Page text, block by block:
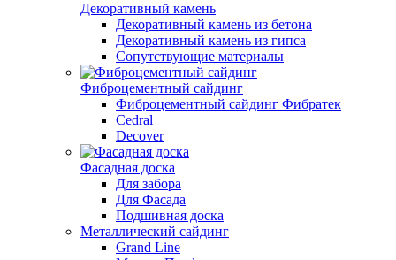
Декоративный камень
Декоративный камень из бетона
Декоративный камень из гипса
Сопутствующие материалы
Фиброцементный сайдинг
Фиброцементный сайдинг Фибратек
Cedral
Decover
Фасадная доска
Для забора
Для Фасада
Подшивная доска
Металлический сайдинг
Grand Line